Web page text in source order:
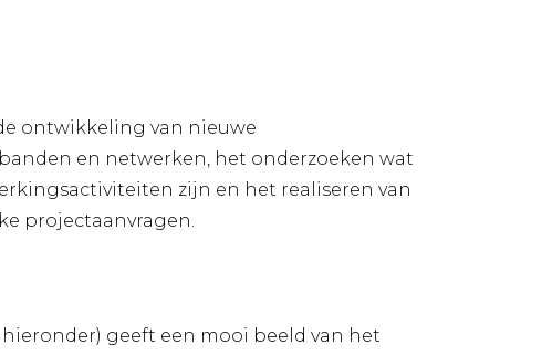
ontwikkeling van nieuwe
en netwerken, het onderzoeken wat
zijn en het realiseren van
projectaanvragen.
hieronder) geeft een mooi beeld van het